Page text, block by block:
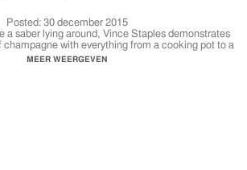
Posted:30 december 2015
a saber lying around, Vince Staples demonstrates
champagne with everything from a cooking pot to a
butter knife.
MEER WEERGEVEN